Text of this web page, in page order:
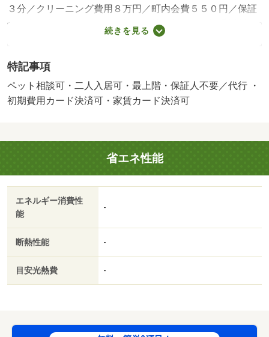
３分／クリーニング費用８万円／町内会費５５０円／保証
会社利用必：ハウスリーブ株式会社 契約時保証委託料：
２．２万／月額保証委託料：賃料総額の２．２％又は５．
ット相談／更新事務手数料 ２２，０００円 賃料等月額
を口座引落とし、クレジットカードでお支払いいただく場
合は、収納手数料 １７０円がかかります。「２４時間サ
／バストイレ別／エアコン／ガスコンロ対応／フローリン
グ／シャワー付洗面台／ＴＶインターホン／浴室乾燥機／
室内洗濯置／シューズボックス／システムキッチン／追焚
機能浴室／温水洗浄便座／洗面所独立／駐輪場／宅配ボッ
クス／即入居可／最上階／敷金不要／３口以上コンロ／ペ
ット相談／ＩＨクッキングヒーター／照明付／ウォークイ
２年以内／バス停徒歩３分以内／東南向き／都市ガス／Ｂ
Ｓ／初期費用カード決済可／家賃カード決済可／焼津市立
黒石小学校（小学校）まで１１４０ｍ／焼津市立小川中学
専）まで１３９７ｍ／焼津市役所アトレ庁舎（役所）まで
続きを見る
特記事項
ペット相談可・二人入居可・最上階・保証人不要／代行 ・
初期費用カード決済可・家賃カード決済可
省エネ性能
エネルギー消費性
能
-
断熱性能 -
目安光熱費 -